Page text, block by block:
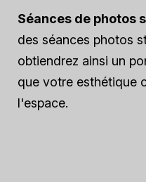
Séances de photos
des séances photos
obtiendrez ainsi un
que votre esthétique
l'espace.